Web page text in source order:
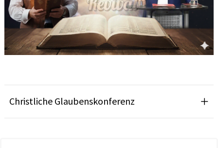
Christliche Glaubenskonferenz